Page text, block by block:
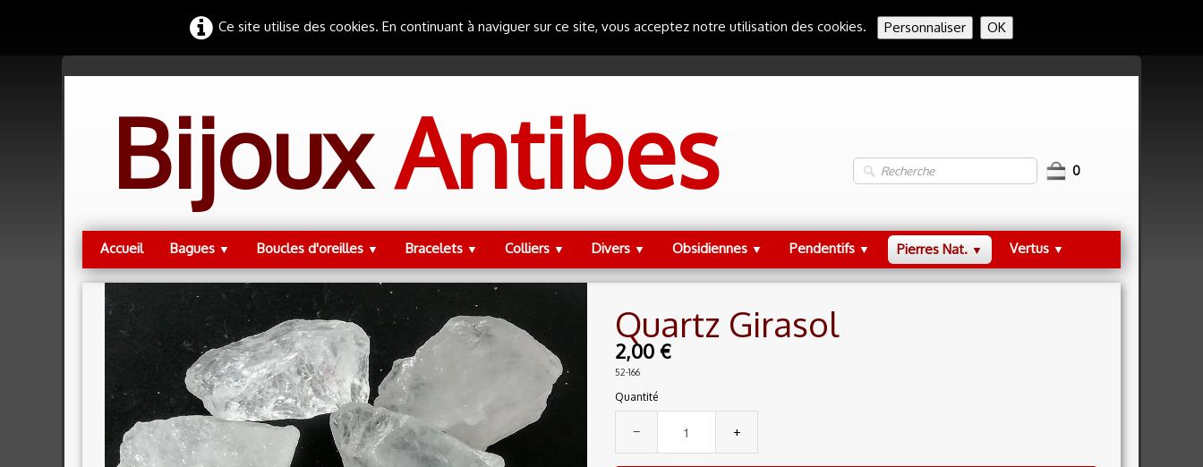
Ce site utilise des cookies. En continuant à naviguer sur ce site, vous acceptez notre utilisation des cookies. Personnaliser OK
BijouxAntibes 0
Accueil Bagues ▼ Boucles d'oreilles ▼ Bracelets ▼ Colliers ▼ Divers ▼ Obsidiennes ▼ Pendentifs ▼ Pierres Nat. ▼ Vertus ▼
Quartz Girasol
2,00 €
52-166
Quantité
− +